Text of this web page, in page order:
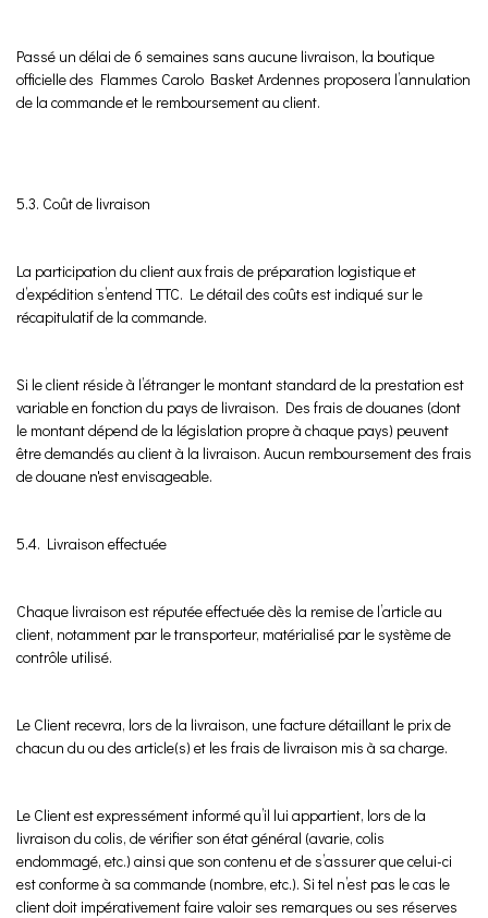
Passé un délai de 6 semaines sans aucune livraison, la boutique
officielle des Flammes Carolo Basket Ardennes proposera l’annulation
de la commande et le remboursement au client.
5.3. Coût de livraison
La participation du client aux frais de préparation logistique et
d’expédition s’entend TTC. Le détail des coûts est indiqué sur le
récapitulatif de la commande.
Si le client réside à l’étranger le montant standard de la prestation est
variable en fonction du pays de livraison. Des frais de douanes (dont
le montant dépend de la législation propre à chaque pays) peuvent
être demandés au client à la livraison. Aucun remboursement des frais
de douane n'est envisageable.
5.4. Livraison effectuée
Chaque livraison est réputée effectuée dès la remise de l’article au
client, notamment par le transporteur, matérialisé par le système de
contrôle utilisé.
Le Client recevra, lors de la livraison, une facture détaillant le prix de
chacun du ou des article(s) et les frais de livraison mis à sa charge.
Le Client est expressément informé qu’il lui appartient, lors de la
livraison du colis, de vérifier son état général (avarie, colis
endommagé, etc.) ainsi que son contenu et de s’assurer que celui-ci
est conforme à sa commande (nombre, etc.). Si tel n’est pas le cas le
client doit impérativement faire valoir ses remarques ou ses réserves